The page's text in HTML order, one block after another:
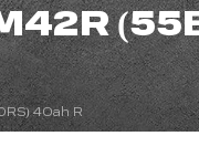
40ah R